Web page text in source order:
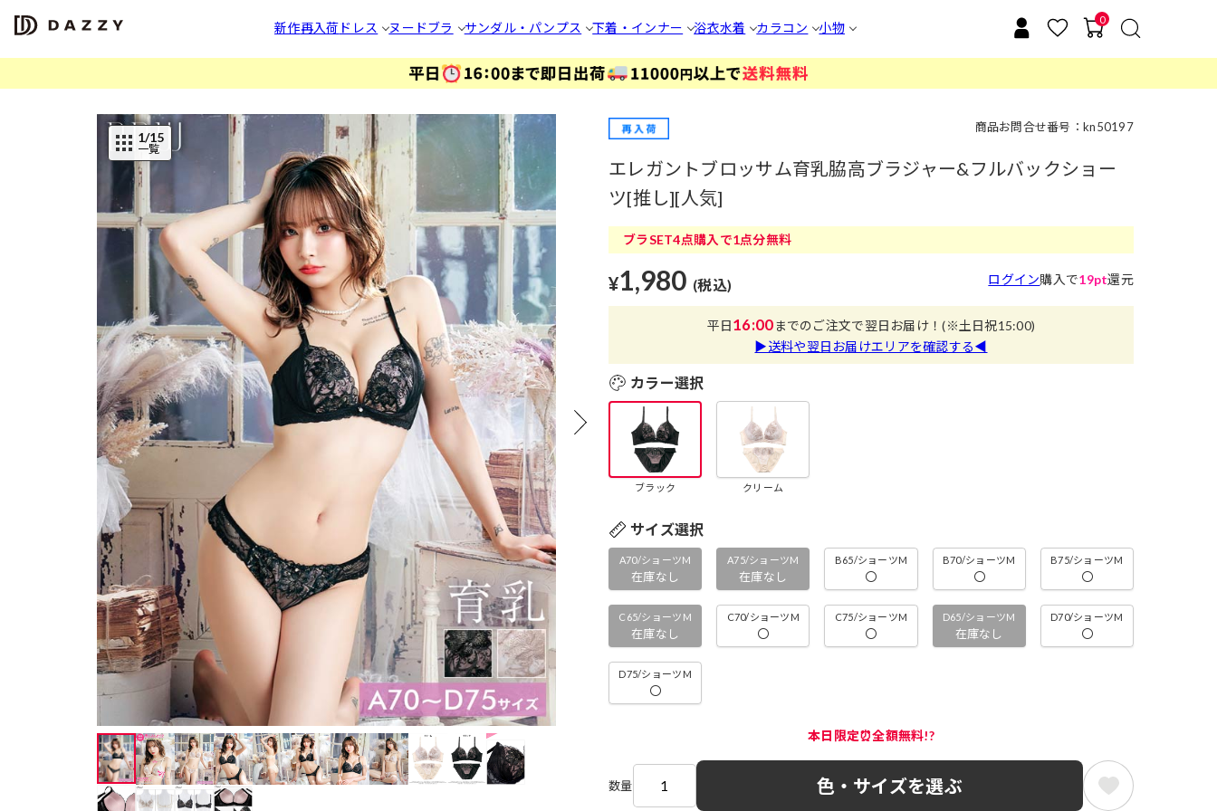
新作再入荷 ドレス ヌードブラ サンダル・パンプス 下着・インナー 浴衣水着 カラコン 小物
0
1/15
一覧
商品お問合せ番号：kn50197
エレガントブロッサム育乳脇高ブラジャー&フルバックショー
ツ[推し][人気]
ブラSET4点購入で1点分無料
¥1,980 (税込) ログイン購入で19pt還元
平日16:00までのご注文で翌日お届け！(※土日祝15:00)
▶送料や翌日お届けエリアを確認する◀
カラー選択
ブラック クリーム
サイズ選択
A70/ショーツM
在庫なし
A75/ショーツM
在庫なし
B65/ショーツM
〇
B70/ショーツM
〇
B75/ショーツM
〇
C65/ショーツM
在庫なし
C70/ショーツM
〇
C75/ショーツM
〇
D65/ショーツM
在庫なし
D70/ショーツM
〇
D75/ショーツM
〇
本日限定⏰全額無料!?
数量 色・サイズを選ぶ